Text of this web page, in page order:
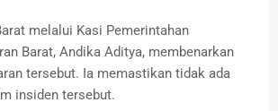
melalui Kasi Pemerintahan
Barat, Andika Aditya, membenarkan
tersebut. Ia memastikan tidak ada
insiden tersebut.